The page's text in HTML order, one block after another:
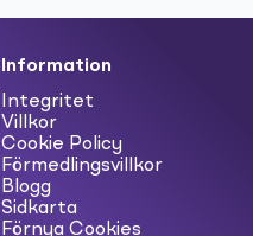
Information
Integritet
Villkor
Cookie Policy
Förmedlingsvillkor
Blogg
Sidkarta
Förnya Cookies